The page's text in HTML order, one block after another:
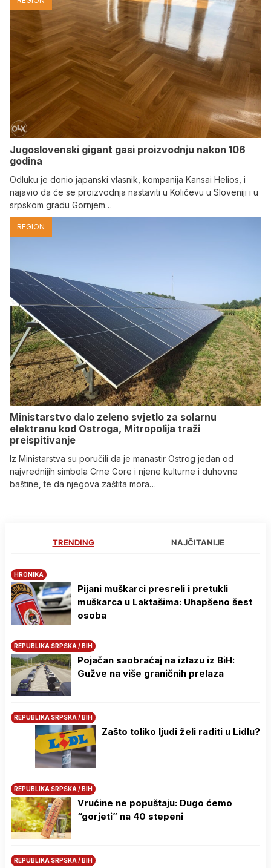
Jugoslovenski gigant gasi proizvodnju nakon 106
godina
Odluku je donio japanski vlasnik, kompanija Kansai Helios, i
najavio da će se proizvodnja nastaviti u Količevu u Sloveniji i u
srpskom gradu Gornjem…
REGION
Ministarstvo dalo zeleno svjetlo za solarnu
elektranu kod Ostroga, Mitropolija traži
preispitivanje
Iz Ministarstva su poručili da je manastir Ostrog jedan od
najvrednijih simbola Crne Gore i njene kulturne i duhovne
baštine, te da njegova zaštita mora…
TRENDING NAJČITANIJE
HRONIKA
Pijani muškarci presreli i pretukli
muškarca u Laktašima: Uhapšeno šest
osoba
REPUBLIKA SRPSKA / BIH
Pojačan saobraćaj na izlazu iz BiH:
Gužve na više graničnih prelaza
REPUBLIKA SRPSKA / BIH
Zašto toliko ljudi želi raditi u Lidlu?
REPUBLIKA SRPSKA / BIH
Vrućine ne popuštaju: Dugo ćemo
“gorjeti” na 40 stepeni
REPUBLIKA SRPSKA / BIH